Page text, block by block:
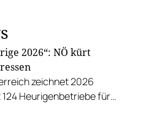
2026“: NÖ kürt
zeichnet 2026
Heurigenbetriebe für